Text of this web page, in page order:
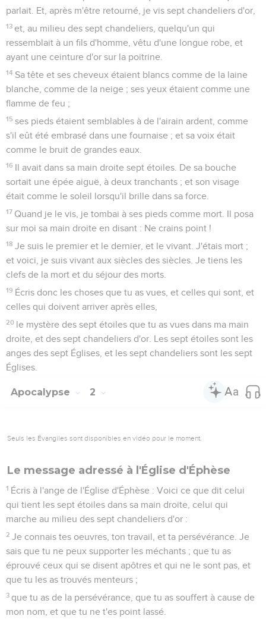
parlait. Et, après m'être retourné, je vis sept chandeliers d'or,
13 et, au milieu des sept chandeliers, quelqu'un qui
ressemblait à un fils d'homme, vêtu d'une longue robe, et
ayant une ceinture d'or sur la poitrine.
14 Sa tête et ses cheveux étaient blancs comme de la laine
blanche, comme de la neige ; ses yeux étaient comme une
flamme de feu ;
15 ses pieds étaient semblables à de l'airain ardent, comme
s'il eût été embrasé dans une fournaise ; et sa voix était
comme le bruit de grandes eaux.
16 Il avait dans sa main droite sept étoiles. De sa bouche
sortait une épée aiguë, à deux tranchants ; et son visage
était comme le soleil lorsqu'il brille dans sa force.
17 Quand je le vis, je tombai à ses pieds comme mort. Il posa
sur moi sa main droite en disant : Ne crains point !
18 Je suis le premier et le dernier, et le vivant. J'étais mort ;
et voici, je suis vivant aux siècles des siècles. Je tiens les
clefs de la mort et du séjour des morts.
19 Écris donc les choses que tu as vues, et celles qui sont, et
celles qui doivent arriver après elles,
20 le mystère des sept étoiles que tu as vues dans ma main
droite, et des sept chandeliers d'or. Les sept étoiles sont les
anges des sept Églises, et les sept chandeliers sont les sept
Églises.
Apocalypse 2
Seuls les Évangiles sont disponibles en vidéo pour le moment.
Le message adressé à l'Église d'Éphèse
1 Écris à l'ange de l'Église d'Éphèse : Voici ce que dit celui
qui tient les sept étoiles dans sa main droite, celui qui
marche au milieu des sept chandeliers d'or :
2 Je connais tes oeuvres, ton travail, et ta persévérance. Je
sais que tu ne peux supporter les méchants ; que tu as
éprouvé ceux qui se disent apôtres et qui ne le sont pas, et
que tu les as trouvés menteurs ;
3 que tu as de la persévérance, que tu as souffert à cause de
mon nom, et que tu ne t'es point lassé.